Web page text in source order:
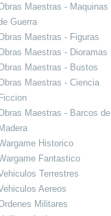
Maestras - Maquinas
Guerra
Maestras - Figuras
Maestras - Dioramas
Maestras - Bustos
Maestras - Ciencia
Maestras - Barcos de
Historico
Fantastico
Terrestres
Aereos
Militares